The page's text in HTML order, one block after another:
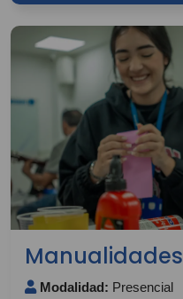
Manualidades
Modalidad: Presencial